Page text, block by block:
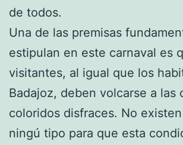
de todos.
Una de las premisas
estipulan en este carnaval es
visitantes, al igual que los
Badajoz, deben volcarse a las
coloridos disfraces. No
ningú tipo para que esta